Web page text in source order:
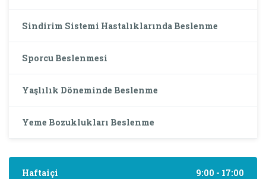
Sindirim Sistemi Hastalıklarında Beslenme
Sporcu Beslenmesi
Yaşlılık Döneminde Beslenme
Yeme Bozuklukları Beslenme
Haftaiçi
9:00 - 17:00